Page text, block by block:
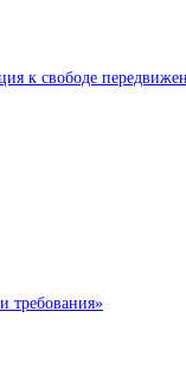
к свободе
требования»